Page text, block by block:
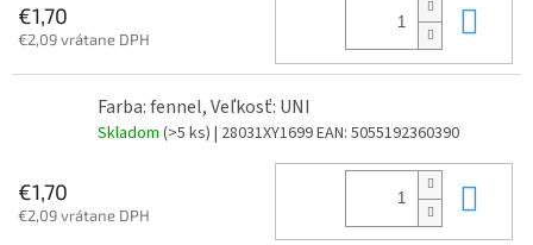
€1,70
€2,09 vrátane DPH
Farba: fennel, Veľkosť: UNI
Skladom (>5 ks) | 28031XY1699EAN: 5055192360390
€1,70
€2,09 vrátane DPH